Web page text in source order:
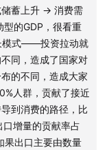
邮箱地址
储蓄上升 → 消费需
的GDP，很看重
模式——投资拉动就
同，造成了国家对
的不同，造成大家
人群，贡献了接近
到消费的路径，比
增量的贡献率占
果出口主要由数量